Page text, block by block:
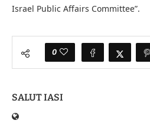
Israel Public Affairs Committee”.
0
SALUT IASI